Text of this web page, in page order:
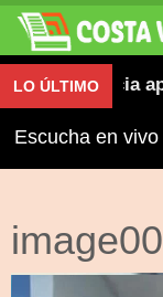
LO ÚLTIMO
denuncia
Escucha en vivo